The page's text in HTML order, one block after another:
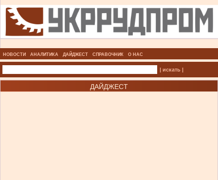
НОВОСТИ АНАЛИТИКА ДАЙДЖЕСТ СПРАВОЧНИК О НАС
| искать |
ДАЙДЖЕСТ